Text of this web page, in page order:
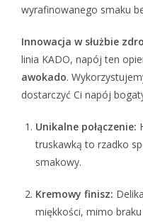
wyrafinowanego smaku
Innowacja w służbie
linia KADO, napój ten
awokado.
dostarczyć Ci napój
Unikalne połączenie:
truskawką to rzadko
smakowy.
Kremowy finisz:
miękkości, mimo braku